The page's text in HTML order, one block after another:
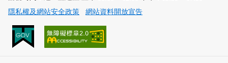
隱私權及網站安全政策
網站資料開放宣告